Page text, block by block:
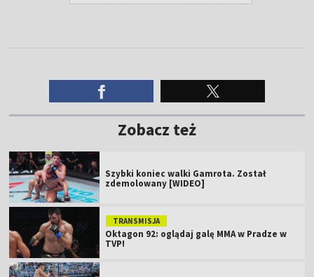
Zobacz też
Szybki koniec walki Gamrota. Został
zdemolowany [WIDEO]
TRANSMISJA
Oktagon 92: oglądaj galę MMA w Pradze w
TVP!